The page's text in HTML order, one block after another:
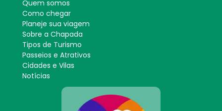
Quem somos
Como chegar
Planeje sua viagem
Sobre a Chapada
Tipos de Turismo
Passeios e Atrativos
Cidades e Vilas
Notícias